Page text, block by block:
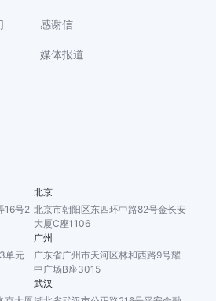
感谢信
媒体报道
16号2
北京
北京市朝阳区东四环中路82号金长安
大厦C座1106
单元
广州
广东省广州市天河区林和西路9号耀
中广场B座3015
武汉